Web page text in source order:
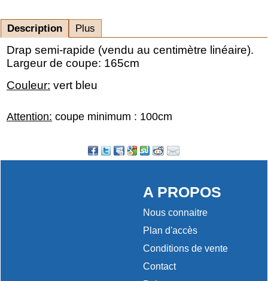
Description Plus
Drap semi-rapide (vendu au centimètre linéaire).
Largeur de coupe: 165cm
Couleur: vert bleu
Attention: coupe minimum : 100cm
A PROPOS
Nous connaitre
Plan d'accès
Conditions de vente
Contact